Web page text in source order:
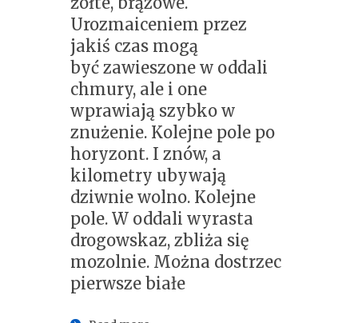
Urozmaiceniem przez
jakiś czas mogą
być zawieszone w oddali
chmury, ale i one
wprawiają szybko w
znużenie. Kolejne pole po
horyzont. I znów, a
kilometry ubywają
dziwnie wolno. Kolejne
pole. W oddali wyrasta
drogowskaz, zbliża się
mozolnie. Można dostrzec
pierwsze białe